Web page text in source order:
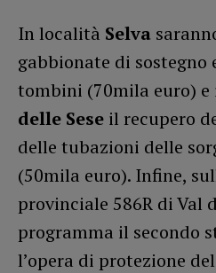
In località Selva
gabbionate di sostegno
tombini (70mila euro)
delle Sese il recupero
delle tubazioni delle
(50mila euro). Infine,
provinciale 586R di Val
programma il secondo
l’opera di protezione